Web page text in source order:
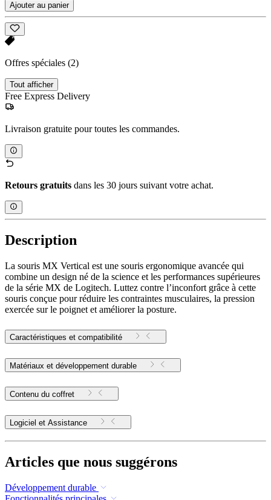
Ajouter au panier
Offres spéciales (2)
Tout afficher
Free Express Delivery
Livraison gratuite pour toutes les commandes.
Retours gratuits dans les 30 jours suivant votre achat.
Description
La souris MX Vertical est une souris ergonomique avancée qui
combine un design né de la science et les performances supérieures
de la série MX de Logitech. Luttez contre l’inconfort grâce à cette
souris conçue pour réduire les contraintes musculaires, la pression
exercée sur le poignet et améliorer la posture.
Caractéristiques et compatibilité
Matériaux et développement durable
Contenu du coffret
Logiciel et Assistance
Articles que nous suggérons
Développement durable